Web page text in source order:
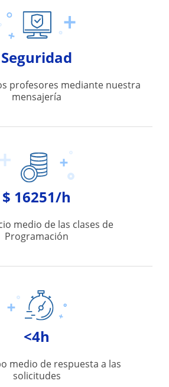
Seguridad
profesores mediante nuestra
mensajería
$ 16251/h
medio de las clases de
Programación
<4h
medio de respuesta a las
solicitudes